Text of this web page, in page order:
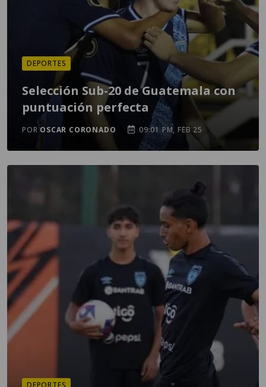
DEPORTES
Selección Sub-20 de Guatemala con
puntuación perfecta
POROSCAR CORONADO 09:01 PM, FEB 25
DEPORTES